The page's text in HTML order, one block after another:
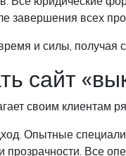
завершения всех
и силы, получая
сайт
своим клиентам
Опытные
прозрачности. Все